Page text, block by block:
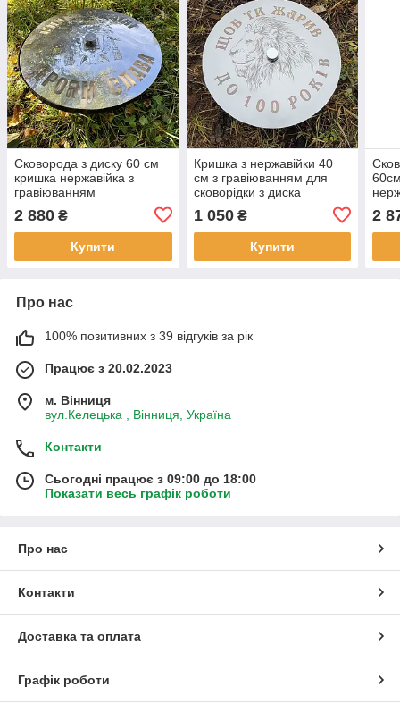
Сковорода з диску 60 см
кришка нержавійка з
гравіюванням
2 880 ₴
Купити
Кришка з нержавійки 40
см з гравіюванням для
сковорідки з диска
1 050₴
Купити
2
Про нас
100% позитивних з 39 відгуків за рік
Працює з 20.02.2023
м. Вінниця
вул.Келецька , Вінниця, Україна
Контакти
Сьогодні працює з 09:00 до 18:00
Показати весь графік роботи
Про нас
Контакти
Доставка та оплата
Графік роботи